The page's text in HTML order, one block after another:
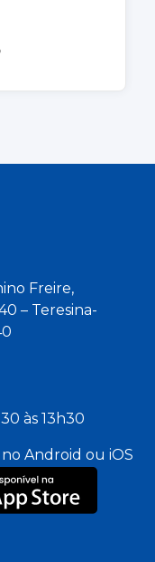
Freire,
– Teresina-
às 13h30
Android ou iOS